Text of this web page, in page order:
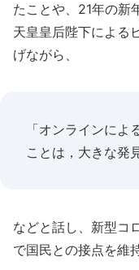
たことや、21年の新
天皇皇后陛下による
げながら、
「オンラインに
ことは，大きな発
などと話し、新型コ
で国民との接点を維